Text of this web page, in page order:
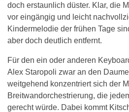
doch erstaunlich düster. Klar, die
vor eingängig und leicht
Kindermelodie der frühen Tage
aber doch deutlich entfernt.
Für den ein oder anderen
Alex Staropoli zwar an den
weitgehend konzentriert sich der
Breitwandorchestrierung, die
gerecht würde. Dabei kommt